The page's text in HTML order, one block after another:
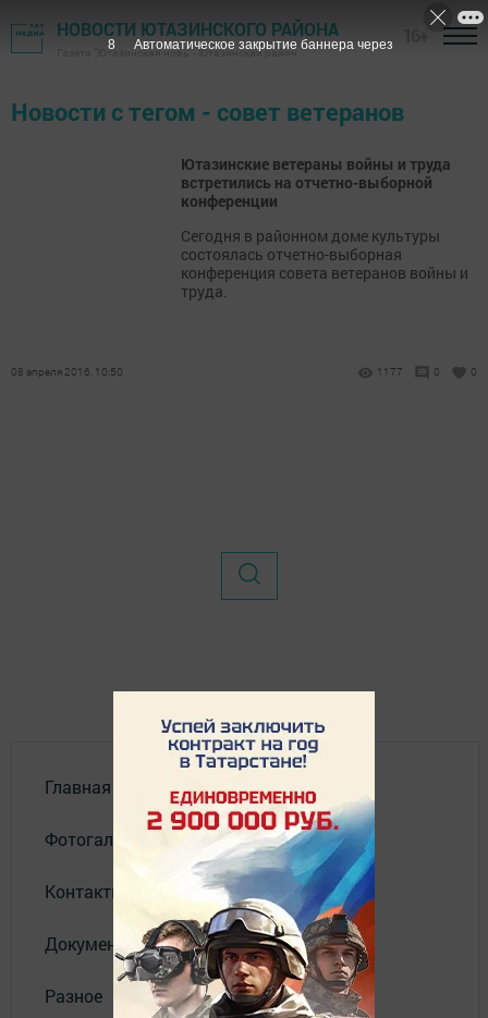
НОВОСТИ ЮТАЗИНСКОГО РАЙОНА
Газета "Ютазинская новь" - Ютазинский район
Новости с тегом - совет ветеранов
Ютазинские ветераны войны и труда
встретились на отчетно-выборной
конференции
Сегодня в районном доме культуры
состоялась отчетно-выборная
конференция совета ветеранов войны и
труда.
08 апреля 2016, 10:50 1177 0 0
Главная
Фотогалереи
Контакты
Документы
Разное
8 Автоматическое закрытие баннера через